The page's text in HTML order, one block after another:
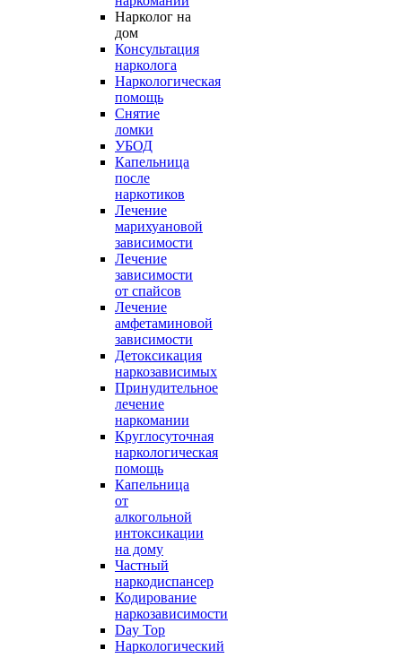
Нарколог на
дом
Консультация
нарколога
Наркологическая
помощь
Снятие
ломки
УБОД
Капельница
после
наркотиков
Лечение
марихуановой
зависимости
Лечение
зависимости
от спайсов
Лечение
амфетаминовой
зависимости
Детоксикация
наркозависимых
Принудительное
лечение
наркомании
Круглосуточная
наркологическая
помощь
Капельница
от
алкогольной
интоксикации
на дому
Частный
наркодиспансер
Кодирование
наркозависимости
Day Top
Наркологический